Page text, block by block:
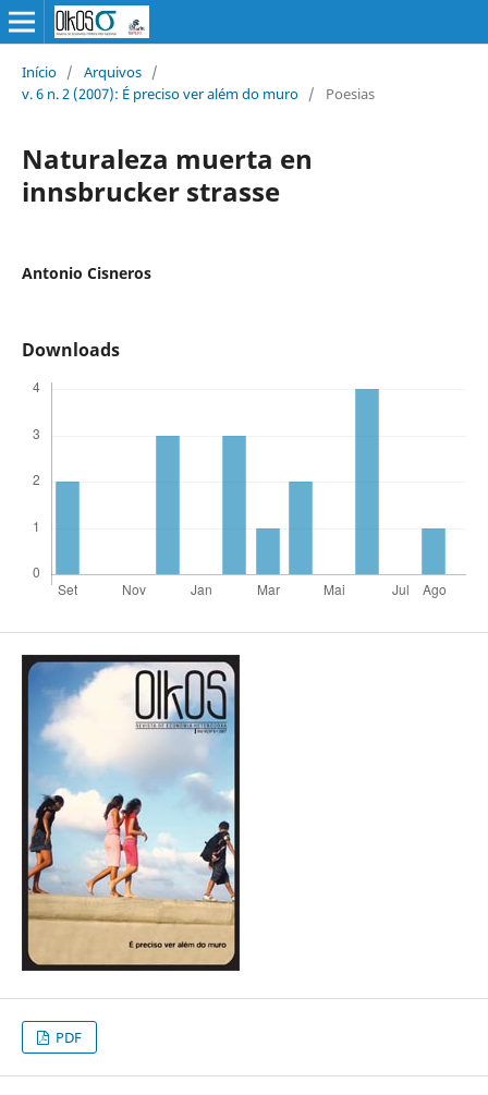
Início / Arquivos /
v. 6 n. 2 (2007): É preciso ver além do muro / Poesias
Naturaleza muerta en
innsbrucker strasse
Antonio Cisneros
Downloads
PDF